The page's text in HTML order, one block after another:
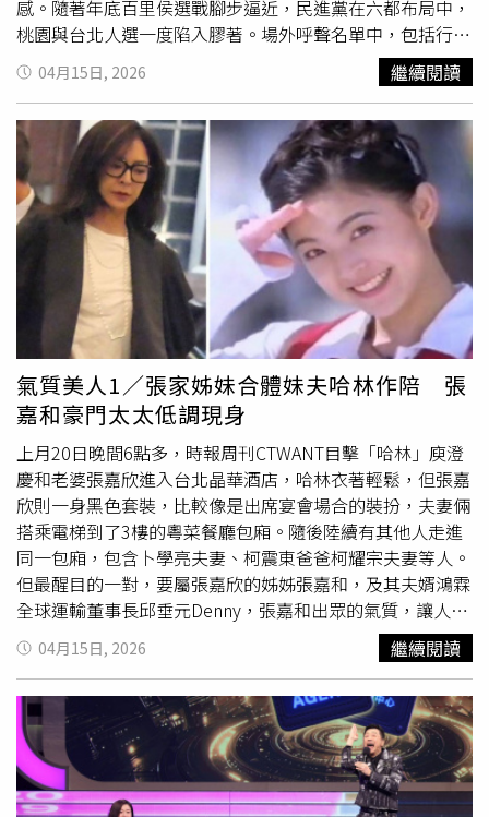
感。隨著年底百里侯選戰腳步逼近，民進黨在六都布局中，
桃園與台北人選一度陷入膠著。場外呼聲名單中，包括行政
院副秘書長何志偉、立委王義川及黃世杰皆在討論之列。據
了解，黨主席賴清德原先心中首選為王義川，經兩度徵詢後
遭婉拒，隨著選戰時程逼近，最終拍板徵召黃世杰上陣。在
人選底定後，何志偉與王義川也同步表態支持。出身桃園南
區客家的黃世杰，兩年前返鄉挑戰立委連任，最終以千餘票
之差飲恨，但之後仍持續深耕地方，頻繁參與基層活動。
1979年出生的他，年僅47歲，歷練橫跨政黨、行政及地方
治理體系，具備完整歷程。學歷方面，他過去為律師高考榜
首出身，並擁有台大法學碩士及美國哥倫比亞大學學位，被
視為法界學霸級人物，也曾受賴清德親邀入閣。此次再度回
到桃園披掛上陣，肩負綠營重新插旗的重任。隨著徵召消息
在地方傳開，綠營基層與地方民代紛紛表態支持。黃瓊慧表
示，這是非常好的決定，對於理性的桃園選民來說能端出政
策牛肉吸引大家目光，比起只會花錢搞社會福利政策的張善
政一定讓大家更有感。市議員許家睿也指出，黃世杰不管是
政策力還是選舉經驗都是民進黨內一時之選。黃世杰形象謙
和，地方經營紮實，符合桃園選民喜好高學歷、低仇恨值的
候選人特質。
04月15日, 2026 繼續閱讀
氣質美人1／張家姊妹合體妹夫哈林作陪 張
嘉和豪門太太低調現身
上月20日晚間6點多，時報周刊CTWANT目擊「哈林」庾澄
慶和老婆張嘉欣進入台北晶華酒店，哈林衣著輕鬆，但張嘉
欣則一身黑色套裝，比較像是出席宴會場合的裝扮，夫妻倆
搭乘電梯到了3樓的粵菜餐廳包廂。隨後陸續有其他人走進
同一包廂，包含卜學亮夫妻、柯震東爸爸柯耀宗夫妻等人。
但最醒目的一對，要屬張嘉欣的姊姊張嘉和，及其夫婿鴻霖
全球運輸董事長邱垂元Denny，張嘉和出眾的氣質，讓人回
憶起30年前她拍廣告的甜美模樣。庾澄慶與老婆張嘉欣也前
往飯店赴約。（圖／本刊攝影組、翻攝自網路）張嘉和與結
婚超過二十年的老公邱垂元一同出席聚會。（圖／本刊攝影
組）柯震東的爸爸柯耀宗與柯媽也現身。（圖／本刊攝影
組）卜學亮與老婆也是此次聚會的座上賓。（圖／本刊攝影
組）當晚張嘉和戴著黑框眼鏡穿著黑色套裝，不同於一般豪
門少奶奶的華麗，反而很符合她低調的個性；餐會一直進行
04月15日, 2026 繼續閱讀